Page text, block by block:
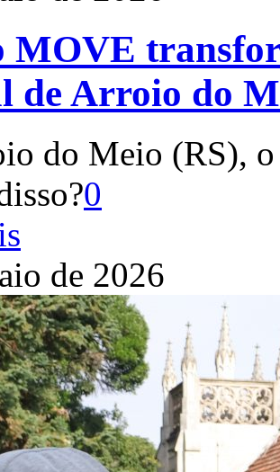
MOVE
de Arroio do
do Meio (RS), o
0
de 2026